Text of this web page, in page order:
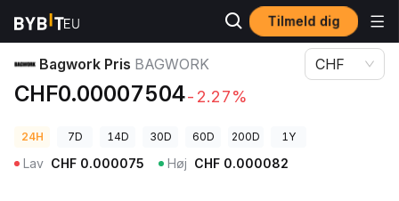
Tilmeld dig
Kryptopriser
Bagwork Pris BAGWORK
CHF0.00007504-2.27%
CHF
24H 7D 14D 30D 60D 200D 1Y
Lav CHF 0.000075 Høj CHF 0.000082